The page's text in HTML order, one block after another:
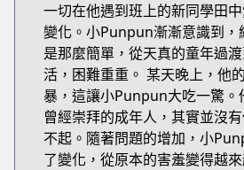
一切在他遇到班上的新同學田
變化。小Punpun漸漸意識到，
是那麼簡單，從天真的童年過
活，困難重重。 某天晚上，他
暴，這讓小Punpun大吃一驚。
曾經崇拜的成年人，其實並沒
不起。隨著問題的增加，小
了變化，從原本的害羞變得越